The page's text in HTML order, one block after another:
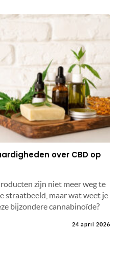
over CBD op
zijn niet meer weg te
straatbeeld, maar wat weet je
bijzondere cannabinoïde?
24 april 2026